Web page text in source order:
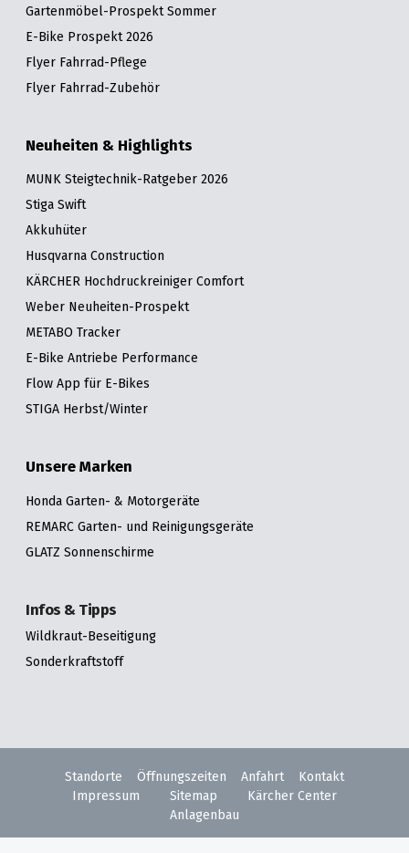
Gartenmöbel-Prospekt Sommer
E-Bike Prospekt 2026
Flyer Fahrrad-Pflege
Flyer Fahrrad-Zubehör
Neuheiten & Highlights
MUNK Steigtechnik-Ratgeber 2026
Stiga Swift
Akkuhüter
Husqvarna Construction
KÄRCHER Hochdruckreiniger Comfort
Weber Neuheiten-Prospekt
METABO Tracker
E-Bike Antriebe Performance
Flow App für E-Bikes
STIGA Herbst/Winter
Unsere Marken
Honda Garten- & Motorgeräte
REMARC Garten- und Reinigungsgeräte
GLATZ Sonnenschirme
Infos & Tipps
Wildkraut-Beseitigung
Sonderkraftstoff
Standorte Öffnungszeiten Anfahrt
Kontakt
Impressum
Sitemap
Kärcher Center
Anlagenbau